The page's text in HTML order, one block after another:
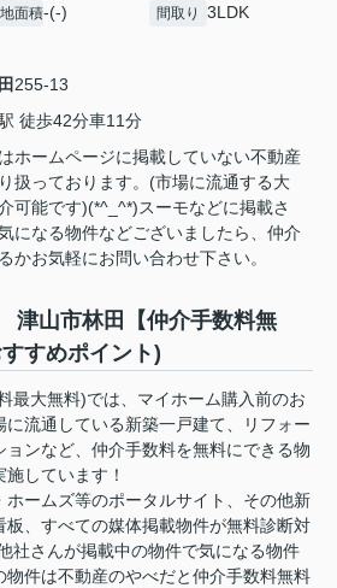
面積-(-) 間取り 3LDK
255-13
駅 徒歩42分車11分
ホームページに掲載していない不動産
扱っております。(市場に流通する大
可能です)(*^_^*)スーモなどに掲載さ
になる物件などございましたら、仲介
かお気軽にお問い合わせ下さい。
津山市林田【仲介手数料無
すめポイント)
最大無料)では、マイホーム購入前のお
流通している新築一戸建て、リフォー
ョンなど、仲介手数料を無料にできる物
しています！
ホームズ等のポータルサイト、その他新
、すべての媒体掲載物件が無料診断対
社さんが掲載中の物件で気になる物件
件は不動産のやべだと仲介手数料無料